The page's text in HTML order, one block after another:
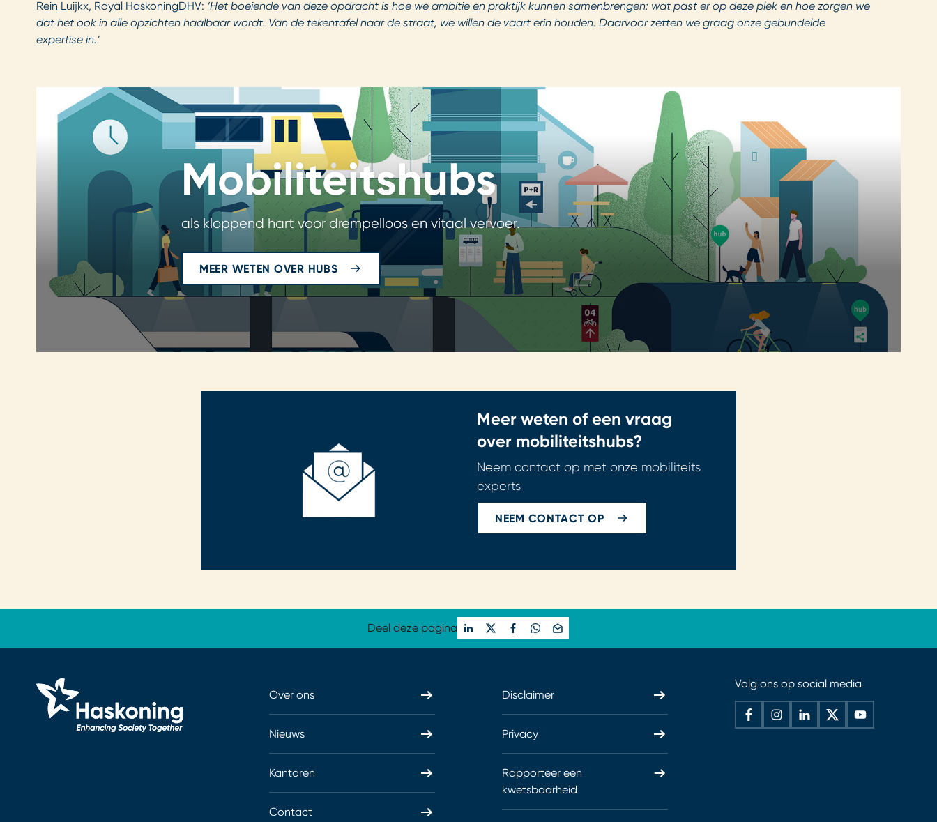
Rein Luijkx, Royal HaskoningDHV: ‘Het boeiende van deze opdracht is hoe we ambitie en praktijk kunnen samenbrengen: wat past er op deze plek en hoe zorgen we
dat het ook in alle opzichten haalbaar wordt. Van de tekentafel naar de straat, we willen de vaart erin houden. Daarvoor zetten we graag onze gebundelde
expertise in.’
Mobiliteitshubs
als kloppend hart voor drempelloos en vitaal vervoer.
MEER WETEN OVER HUBS
Meer weten of een vraag
over mobiliteitshubs?
Neem contact op met onze mobiliteits
experts
NEEM CONTACT OP
Deel deze pagina
Over ons
Nieuws
Kantoren
Contact
Disclaimer
Privacy
Rapporteer een
kwetsbaarheid
Volg ons op social media